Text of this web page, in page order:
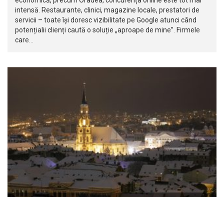
intensă. Restaurante, clinici, magazine locale, prestatori de
servicii – toate își doresc vizibilitate pe Google atunci când
potențialii clienți caută o soluție „aproape de mine”. Firmele
care…